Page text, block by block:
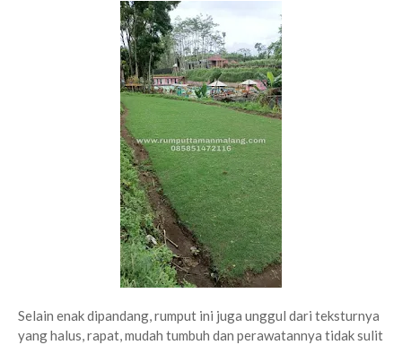
Selain enak dipandang, rumput ini juga unggul dari teksturnya
yang halus, rapat, mudah tumbuh dan perawatannya tidak sulit